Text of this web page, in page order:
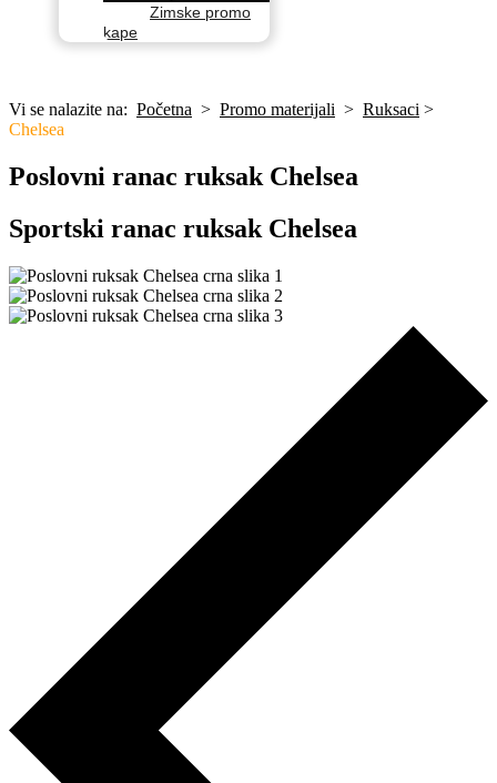
Zimske promo
kape
Vi se nalazite na: Početna > Promo materijali > Ruksaci >
Chelsea
Poslovni ranac ruksak Chelsea
Sportski ranac ruksak Chelsea